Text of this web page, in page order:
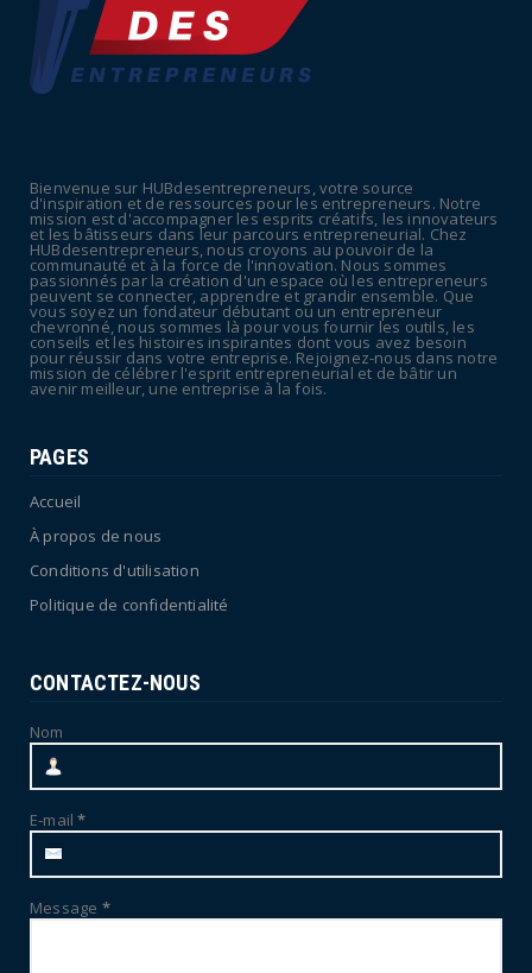
Retraites : nouveau plaidoyer pour un coup
de frein sur les ...
July 09, 2026
July 08, 2026
POLITIQUE
Canicule : sept départements du Sud placés
en vigilance oran...
July 04, 2026
Bienvenue sur HUBdesentrepreneurs, votre source
d'inspiration et de ressources pour les entrepreneurs. Notre
mission est d'accompagner les esprits créatifs, les innovateurs
et les bâtisseurs dans leur parcours entrepreneurial. Chez
HUBdesentrepreneurs, nous croyons au pouvoir de la
communauté et à la force de l'innovation. Nous sommes
passionnés par la création d'un espace où les entrepreneurs
peuvent se connecter, apprendre et grandir ensemble. Que
vous soyez un fondateur débutant ou un entrepreneur
chevronné, nous sommes là pour vous fournir les outils, les
conseils et les histoires inspirantes dont vous avez besoin
pour réussir dans votre entreprise. Rejoignez-nous dans notre
mission de célébrer l'esprit entrepreneurial et de bâtir un
avenir meilleur, une entreprise à la fois.
PAGES
Accueil
À propos de nous
Conditions d'utilisation
Politique de confidentialité
CONTACTEZ-NOUS
Nom
E-mail*
Message *